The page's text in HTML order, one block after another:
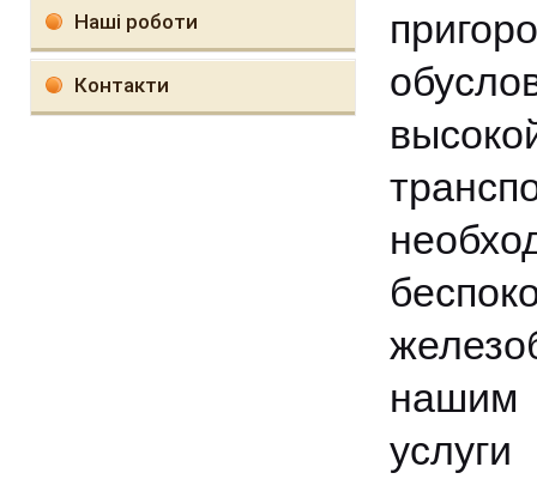
Наші роботи
Контакти
нашим